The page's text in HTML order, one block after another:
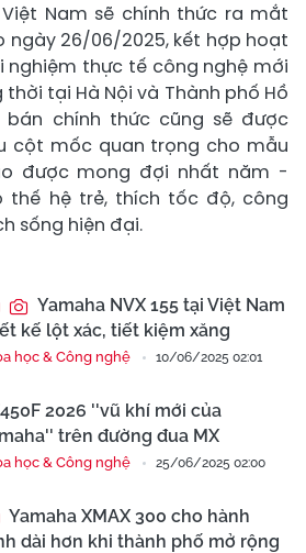
Nam sẽ chính thức ra mắt
ngày 26/06/2025, kết hợp hoạt
nghiệm thực tế công nghệ mới
thời tại Hà Nội và Thành phố Hồ
bán chính thức cũng sẽ được
cột mốc quan trọng cho mẫu
được mong đợi nhất năm -
thế hệ trẻ, thích tốc độ, công
sống hiện đại.
Yamaha NVX 155 tại Việt Nam
kế lột xác, tiết kiệm xăng
học & Công nghệ 10/06/2025 02:01
2026 ''vũ khí mới của
trên đường đua MX
học & Công nghệ 25/06/2025 02:00
Yamaha XMAX 300 cho hành
dài hơn khi thành phố mở rộng